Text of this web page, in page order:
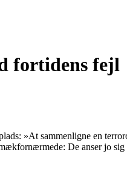
fortidens fejl
»At sammenligne en
De anser jo